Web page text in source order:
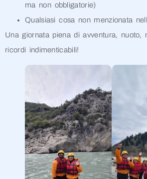
ma non obbligatorie)
Qualsiasi cosa non menzionata
Una giornata piena di avventura, nuoto,
ricordi indimenticabili!